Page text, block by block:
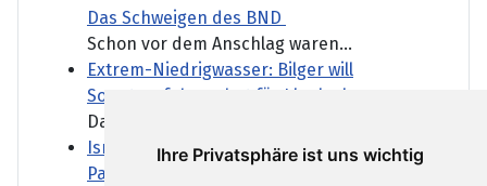
Ihre Privatsphäre ist uns wichtig
Das Schweigen des BND
Schon vor dem Anschlag waren...
Extrem-Niedrigwasser: Bilger will
Sonntagsfahrverbot für Lkw lockern
Das Extrem-Niedrigwasser...
Israel klagt Siedler wegen Tötung eines
Palästinensers an